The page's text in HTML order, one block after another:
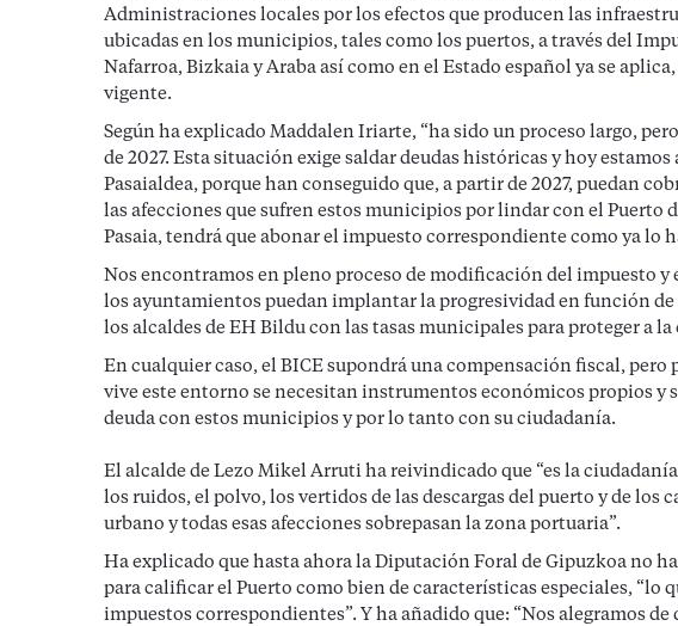
Administraciones locales por los efectos que producen las
ubicadas en los municipios, tales como los puertos, a través del
Nafarroa, Bizkaia y Araba así como en el Estado español ya se
vigente.
Según ha explicado Maddalen Iriarte, “ha sido un proceso largo,
de 2027. Esta situación exige saldar deudas históricas y hoy
Pasaialdea, porque han conseguido que, a partir de 2027, puedan
las afecciones que sufren estos municipios por lindar con el Puerto
Pasaia, tendrá que abonar el impuesto correspondiente como ya lo
Nos encontramos en pleno proceso de modificación del impuesto y
los ayuntamientos puedan implantar la progresividad en función de
los alcaldes de EH Bildu con las tasas municipales para proteger a
En cualquier caso, el BICE supondrá una compensación fiscal, pero
vive este entorno se necesitan instrumentos económicos propios y
deuda con estos municipios y por lo tanto con su ciudadanía.
El alcalde de Lezo Mikel Arruti ha reivindicado que “es la
los ruidos, el polvo, los vertidos de las descargas del puerto y de los
urbano y todas esas afecciones sobrepasan la zona portuaria”.
Ha explicado que hasta ahora la Diputación Foral de Gipuzkoa no
para calificar el Puerto como bien de características especiales, “lo
impuestos correspondientes”. Y ha añadido que: “Nos alegramos de